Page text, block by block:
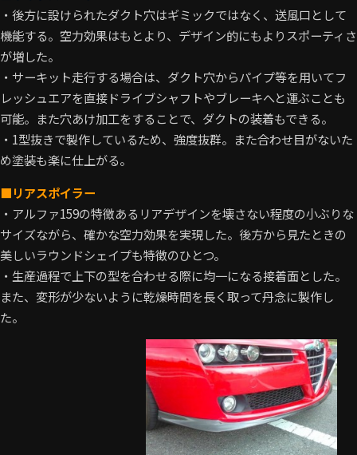
・後方に設けられたダクト穴はギミックではなく、送風口として
機能する。空力効果はもとより、デザイン的にもよりスポーティさ
が増した。
・サーキット走行する場合は、ダクト穴からパイプ等を用いてフ
レッシュエアを直接ドライブシャフトやブレーキへと運ぶことも
可能。また穴あけ加工をすることで、ダクトの装着もできる。
・1型抜きで製作しているため、強度抜群。また合わせ目がないた
め塗装も楽に仕上がる。
■リアスポイラー
・アルファ159の特徴あるリアデザインを壊さない程度の小ぶりな
サイズながら、確かな空力効果を実現した。後方から見たときの
美しいラウンドシェイプも特徴のひとつ。
・生産過程で上下の型を合わせる際に均一になる接着面とした。
また、変形が少ないように乾燥時間を長く取って丹念に製作し
た。